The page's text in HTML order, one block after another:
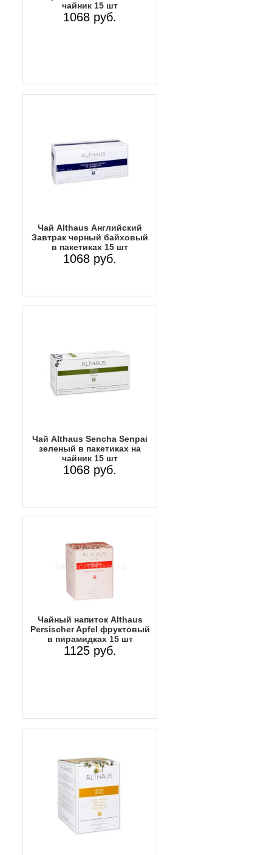
чайник 15 шт
1068 руб.
Чай Althaus Английский
Завтрак черный байховый
в пакетиках 15 шт
1068 руб.
Чай Althaus Sencha Senpai
зеленый в пакетиках на
чайник 15 шт
1068 руб.
Чайный напиток Althaus
Persischer Apfel фруктовый
в пирамидках 15 шт
1125 руб.